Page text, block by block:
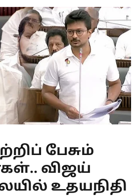
பேசும்
விஜய்
உதயநிதி